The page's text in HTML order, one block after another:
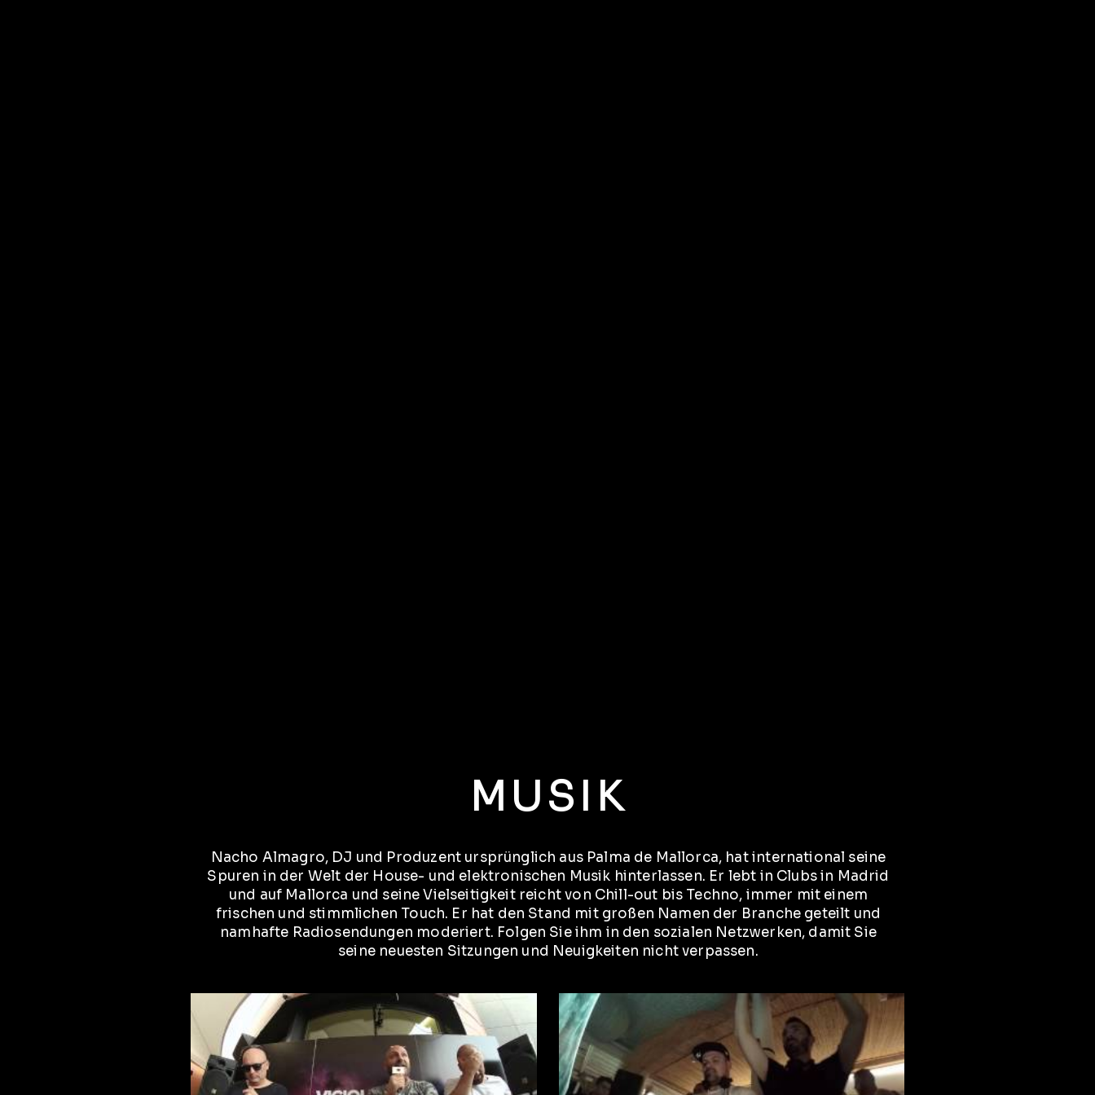
MUSIK
Nacho Almagro, DJ und Produzent ursprünglich aus Palma de Mallorca, hat international seine
Spuren in der Welt der House- und elektronischen Musik hinterlassen. Er lebt in Clubs in Madrid
und auf Mallorca und seine Vielseitigkeit reicht von Chill-out bis Techno, immer mit einem
frischen und stimmlichen Touch. Er hat den Stand mit großen Namen der Branche geteilt und
namhafte Radiosendungen moderiert. Folgen Sie ihm in den sozialen Netzwerken, damit Sie
seine neuesten Sitzungen und Neuigkeiten nicht verpassen.
Video abspielen Video abspielen